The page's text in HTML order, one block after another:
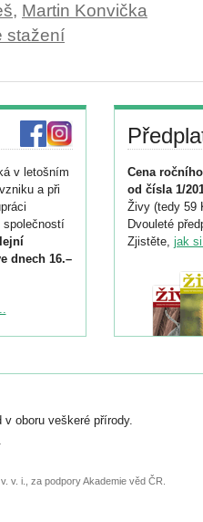
, Martin Konvička
stažení
v letošním
a při
společností
dnech 16.–
nebo
Cena
od čísla 1/
Živy (tedy 59
Dvouleté
Zjistěte, jak
oboru veškeré přírody.
v. i., za podpory Akademie věd ČR.